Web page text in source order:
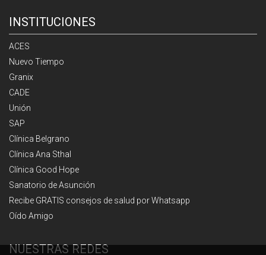
INSTITUCIONES
ACES
Nuevo Tiempo
Granix
CADE
Unión
SAP
Clínica Belgrano
Clínica Ana Sthal
Clínica Good Hope
Sanatorio de Asunción
Recibe GRATIS consejos de salud por Whatsapp
Oído Amigo
NUESTRAS REDES